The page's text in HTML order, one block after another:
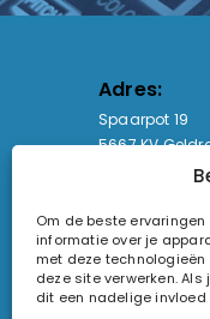
Om de beste
informatie over je
met deze
deze site verwerken.
dit een nadelige
Adres:
Spaarpot 19
5667 KV
KvK-nummer:
Btw-nummer: